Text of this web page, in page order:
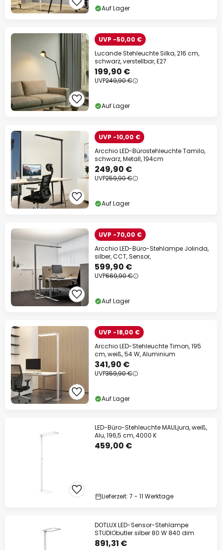
Auf Lager
UVP -50,00 €
Lucande Stehleuchte Silka, 216 cm,
schwarz, verstellbar, E27
199,90 €
UVP249,90 €
Auf Lager
UVP -10,00 €
Arcchio LED-Bürostehleuchte Tamilo,
schwarz, Metall, 194cm
249,90 €
UVP259,90 €
Auf Lager
UVP -70,00 €
Arcchio LED-Büro-Stehlampe Jolinda,
silber, CCT, Sensor,
599,90 €
UVP669,90 €
Auf Lager
UVP -18,00 €
Arcchio LED-Stehleuchte Timon, 195
cm, weiß, 54 W, Aluminium
341,90 €
UVP359,90 €
Auf Lager
LED-Büro-Stehleuchte MAULjura, weiß,
Alu, 196,5 cm, 4000 K
459,00 €
Lieferzeit: 7 - 11 Werktage
DOTLUX LED-Sensor-Stehlampe
STUDIObutler silber 80 W 840 dim
891,31 €